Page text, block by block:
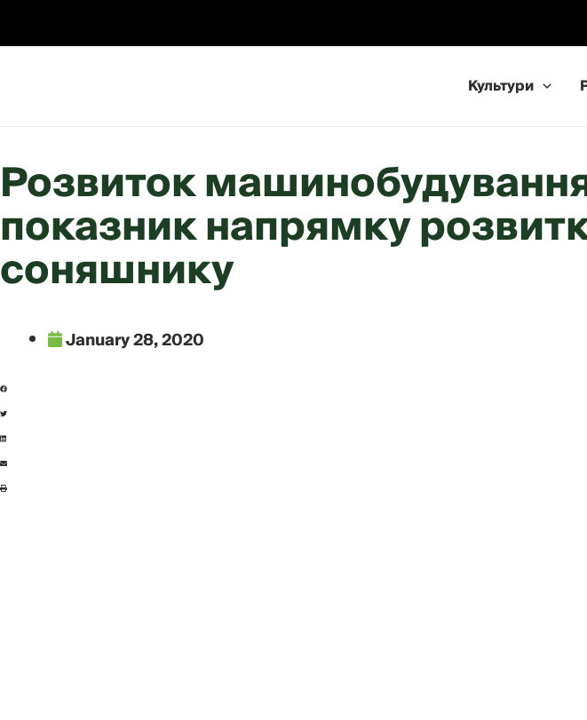
Культури
Розвиток
показник напрямку
соняшнику
January 28, 2020